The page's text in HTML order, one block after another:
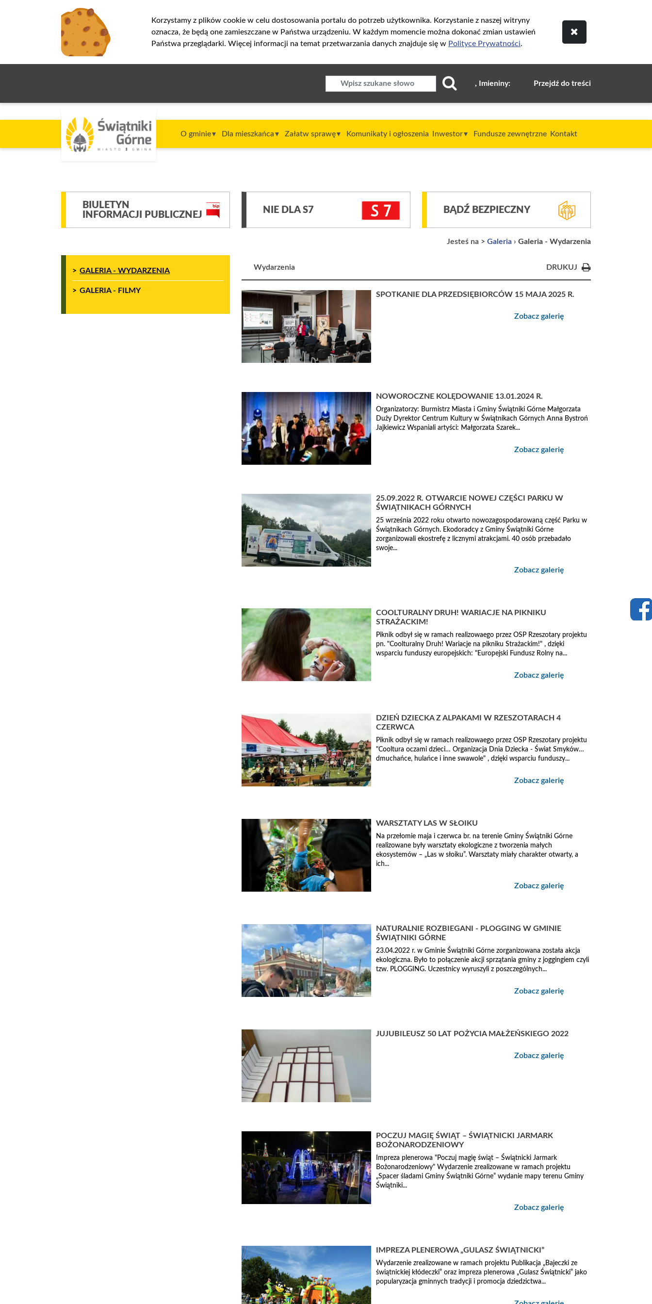
Korzystamy z plików cookie w celu dostosowania portalu do potrzeb użytkownika. Korzystanie z naszej witryny
oznacza, że będą one zamieszczane w Państwa urządzeniu. W każdym momencie można dokonać zmian ustawień
Państwa przeglądarki. Więcej informacji na temat przetwarzania danych znajduje się w Polityce Prywatności.
, Imieniny: Przejdź do treści
O gminie Dla mieszkańca Załatw sprawę Komunikaty i ogłoszenia Inwestor Fundusze zewnętrzne Kontakt
BIULETYN
INFORMACJI PUBLICZNEJ
NIE DLA S7 BĄDŹ BEZPIECZNY
Jesteś na > Galeria › Galeria - Wydarzenia
GALERIA - WYDARZENIA
GALERIA - FILMY
Wydarzenia DRUKUJ
SPOTKANIE DLA PRZEDSIĘBIORCÓW 15 MAJA 2025 R.
Zobacz galerię
NOWOROCZNE KOLĘDOWANIE 13.01.2024 R.
Organizatorzy: Burmistrz Miasta i Gminy Świątniki Górne Małgorzata
Duży Dyrektor Centrum Kultury w Świątnikach Górnych Anna Bystroń
Jajkiewicz Wspaniali artyści: Małgorzata Szarek...
Zobacz galerię
25.09.2022 R. OTWARCIE NOWEJ CZĘŚCI PARKU W
ŚWIĄTNIKACH GÓRNYCH
25 września 2022 roku otwarto nowozagospodarowaną część Parku w
Świątnikach Górnych. Ekodoradcy z Gminy Świątniki Górne
zorganizowali ekostrefę z licznymi atrakcjami. 40 osób przebadało
swoje...
Zobacz galerię
COOLTURALNY DRUH! WARIACJE NA PIKNIKU
STRAŻACKIM!
Piknik odbył się w ramach realizowaego przez OSP Rzeszotary projektu
pn. "Coolturalny Druh! Wariacje na pikniku Strażackim!" , dzięki
wsparciu funduszy europejskich: "Europejski Fundusz Rolny na...
Zobacz galerię
DZIEŃ DZIECKA Z ALPAKAMI W RZESZOTARACH 4
CZERWCA
Piknik odbył się w ramach realizowaego przez OSP Rzeszotary projektu
"Cooltura oczami dzieci… Organizacja Dnia Dziecka - Świat Smyków…
dmuchańce, hulańce i inne swawole" , dzięki wsparciu funduszy...
Zobacz galerię
WARSZTATY LAS W SŁOIKU
Na przełomie maja i czerwca br. na terenie Gminy Świątniki Górne
realizowane były warsztaty ekologiczne z tworzenia małych
ekosystemów – „Las w słoiku”. Warsztaty miały charakter otwarty, a
ich...
Zobacz galerię
NATURALNIE ROZBIEGANI - PLOGGING W GMINIE
ŚWIĄTNIKI GÓRNE
23.04.2022 r. w Gminie Świątniki Górne zorganizowana została akcja
ekologiczna. Było to połączenie akcji sprzątania gminy z joggingiem czyli
tzw. PLOGGING. Uczestnicy wyruszyli z poszczególnych...
Zobacz galerię
JUJUBILEUSZ 50 LAT POŻYCIA MAŁŻEŃSKIEGO 2022
Zobacz galerię
POCZUJ MAGIĘ ŚWIĄT – ŚWIĄTNICKI JARMARK
BOŻONARODZENIOWY
Impreza plenerowa "Poczuj magię świąt – Świątnicki Jarmark
Bożonarodzeniowy" Wydarzenie zrealizowane w ramach projektu
„Spacer śladami Gminy Świątniki Górne” wydanie mapy terenu Gminy
Świątniki...
Zobacz galerię
IMPREZA PLENEROWA „GULASZ ŚWIĄTNICKI”
Wydarzenie zrealizowane w ramach projektu Publikacja „Bajeczki ze
świątnickiej kłódeczki” oraz impreza plenerowa „Gulasz Świątnicki” jako
popularyzacja gminnych tradycji i promocja dziedzictwa...